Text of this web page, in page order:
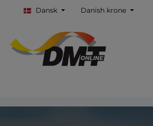
Dansk Danish krone